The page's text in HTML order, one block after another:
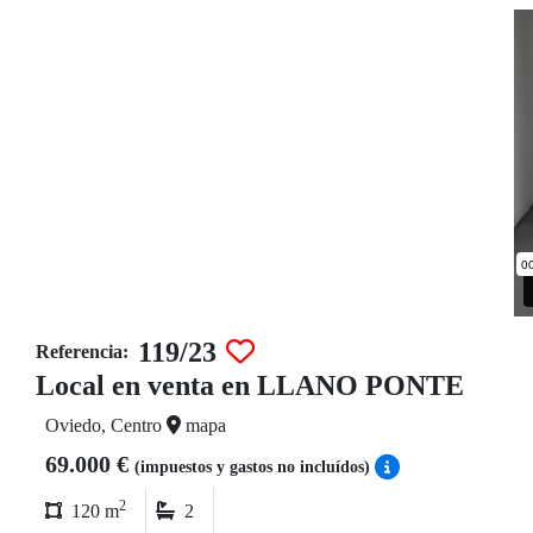
Referencia:
119/23
Local en venta en LLANO PONTE
Oviedo, Centro mapa
69.000 € (impuestos y gastos no incluídos)
120 m2 2